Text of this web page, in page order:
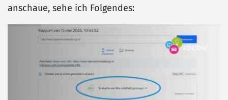
anschaue, sehe ich Folgendes: